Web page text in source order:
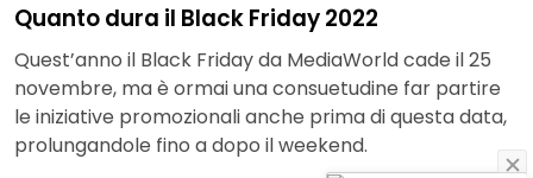
Quanto dura il Black Friday 2022
Quest’anno il Black Friday da MediaWorld cade il 25
novembre, ma è ormai una consuetudine far partire
le iniziative promozionali anche prima di questa data,
prolungandole fino a dopo il weekend.